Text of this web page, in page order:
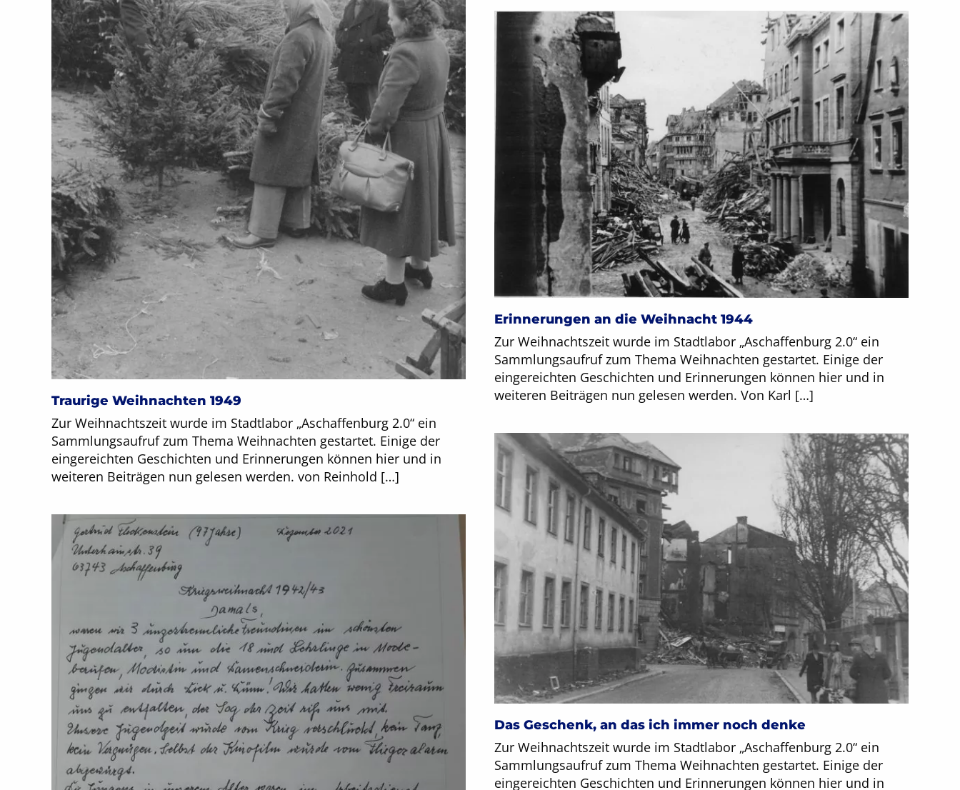
Traurige Weihnachten 1949
Zur Weihnachtszeit wurde im Stadtlabor „Aschaffenburg 2.0“ ein
Sammlungsaufruf zum Thema Weihnachten gestartet. Einige der
eingereichten Geschichten und Erinnerungen können hier und in
weiteren Beiträgen nun gelesen werden. von Reinhold […]
Erinnerungen an die Weihnacht 1944
Zur Weihnachtszeit wurde im Stadtlabor „Aschaffenburg 2.0“ ein
Sammlungsaufruf zum Thema Weihnachten gestartet. Einige der
eingereichten Geschichten und Erinnerungen können hier und in
weiteren Beiträgen nun gelesen werden. Von Karl […]
Das Geschenk, an das ich immer noch denke
Zur Weihnachtszeit wurde im Stadtlabor „Aschaffenburg 2.0“ ein
Sammlungsaufruf zum Thema Weihnachten gestartet. Einige der
eingereichten Geschichten und Erinnerungen können hier und in